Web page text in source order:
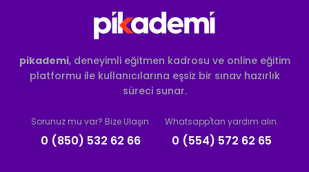
pikademi, deneyimli eğitmen kadrosu ve online eğitim
platformu ile kullanıcılarına eşsiz bir sınav hazırlık
süreci sunar.
Sorunuz mu var? Bize Ulaşın.
0 (850) 532 62 66
Whatsapp'tan yardım alın.
0 (554) 572 62 65